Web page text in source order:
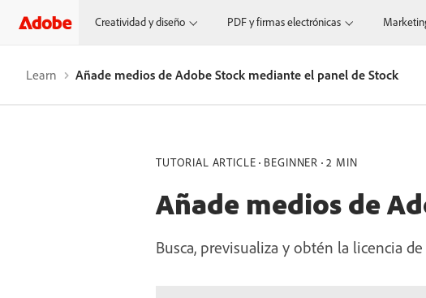
Creatividad y diseño PDF y firmas electrónicas
Learn Añade medios de Adobe Stock mediante el panel de Stock
TUTORIAL ARTICLE BEGINNER 2 MIN
Añade medios de
Busca, previsualiza y obtén la licencia